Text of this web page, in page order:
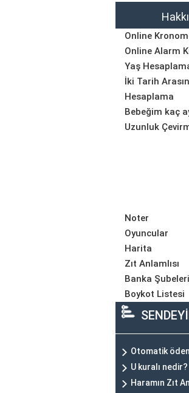
Online
Online Alarm
Yaş
İki Tarih
Hesaplama
Bebeğim kaç
Uzunluk
Noter
Oyuncular
Harita
Zıt Anlamlısı
Banka Şubeleri
Boykot Listesi
Otomatik
U kuralı nedir?
Haramın Zıt